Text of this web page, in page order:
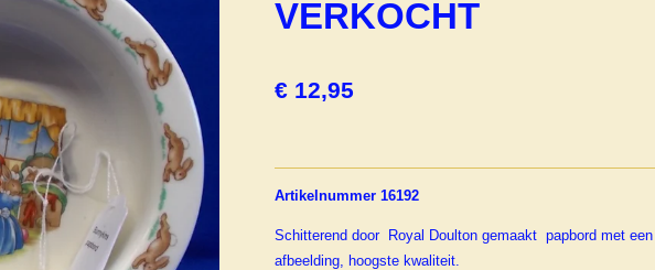
VERKOCHT
€ 12,95
Artikelnummer 16192
Schitterend door Royal Doulton gemaakt papbord met
afbeelding, hoogste kwaliteit.